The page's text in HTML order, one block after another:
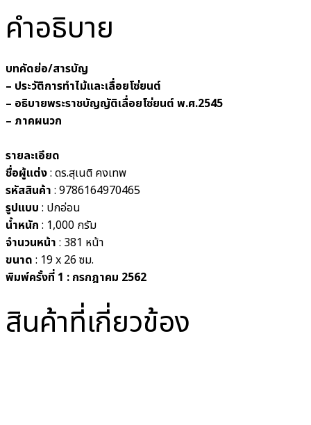
คำอธิบาย
บทคัดย่อ/สารบัญ
– ประวัติการทำไม้และเลื่อยโซ่ยนต์
– อธิบายพระราชบัญญัติเลื่อยโซ่ยนต์ พ.ศ.2545
– ภาคผนวก
รายละเอียด
ชื่อผู้แต่ง: ดร.สุเนติ คงเทพ
รหัสสินค้า : 9786164970465
รูปแบบ : ปกอ่อน
น้ำหนัก : 1,000 กรัม
จำนวนหน้า : 381 หน้า
ขนาด : 19 x 26 ซม.
พิมพ์ครั้งที่ 1 : กรกฎาคม 2562
สินค้าที่เกี่ยวข้อง